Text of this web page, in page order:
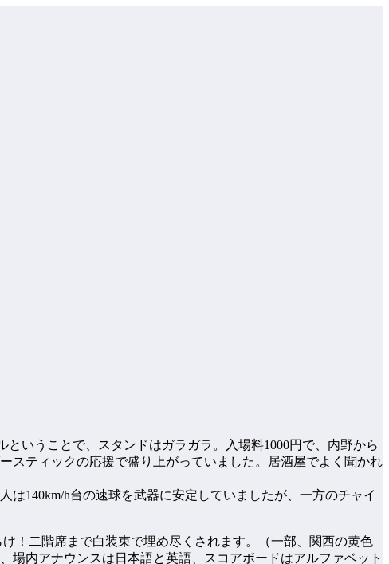
いうことで、スタンドはガラガラ。入場料1000円で、内野から
スティックの応援で盛り上がっていました。居酒屋でよく聞かれ
140km/h台の速球を武器に安定していましたが、一方のチャイ
！二階席まで白装束で埋め尽くされます。（一部、関西の黄色
内アナウンスは日本語と英語、スコアボードはアルファベット